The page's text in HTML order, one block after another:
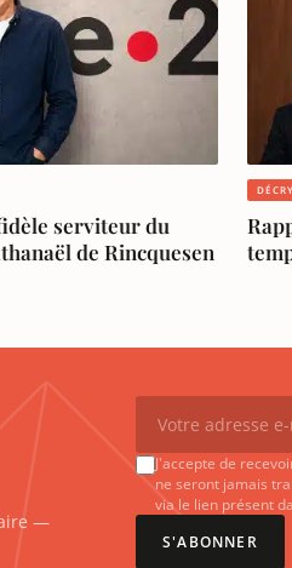
serviteur du
de Rincquesen
—
J'accepte de
ne seront jamais
via le lien présent
S'ABONNER